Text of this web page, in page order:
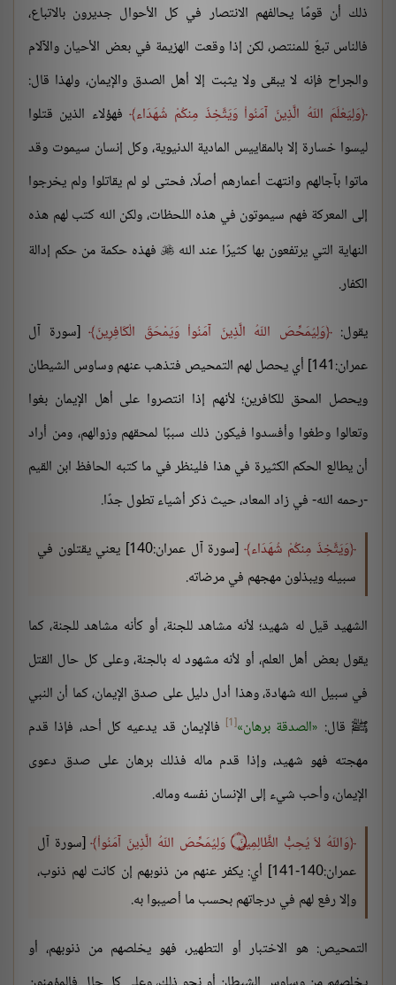
ذلك أن قومًا يحالفهم الانتصار في كل الأحوال جديرون بالاتباع،
فالناس تبعٌ للمنتصر، لكن إذا وقعت الهزيمة في بعض الأحيان والآلام
والجراح فإنه لا يبقى ولا يثبت إلا أهل الصدق والإيمان، ولهذا قال:
وَلِيَعْلَمَ اللّهُ الَّذِينَ آمَنُواْ وَيَتَّخِذَ مِنكُمْ شُهَدَاء
فهؤلاء الذين قتلوا
ليسوا خسارة إلا بالمقاييس المادية الدنيوية، وكل إنسان سيموت وقد
ماتوا بآجالهم وانتهت أعمارهم أصلًا، فحتى لو لم يقاتلوا ولم يخرجوا
إلى المعركة فهم سيموتون في هذه اللحظات، ولكن الله كتب لهم هذه
النهاية التي يرتفعون بها كثيرًا عند الله فهذه حكمة من حكم إدالة
الكفار.
يقول: وَلِيُمَحِّصَ اللّهُ الَّذِينَ آمَنُواْ وَيَمْحَقَ الْكَافِرِينَ
[سورة آل
عمران:141] أي يحصل لهم التمحيص فتذهب عنهم وساوس الشيطان
ويحصل المحق للكافرين؛ لأنهم إذا انتصروا على أهل الإيمان بغوا
وتعالوا وطغوا وأفسدوا فيكون ذلك سببًا لمحقهم وزوالهم، ومن أراد
أن يطالع الحكم الكثيرة في هذا فلينظر في ما كتبه الحافظ ابن القيم
-رحمه الله- في زاد المعاد، حيث ذكر أشياء تطول جدًا.
وَيَتَّخِذَ مِنكُمْ شُهَدَاء
[سورة آل عمران:140] يعني يقتلون في
سبيله ويبذلون مهجهم في مرضاته.
الشهيد قيل له شهيد؛ لأنه مشاهد للجنة، أو كأنه مشاهد للجنة، كما
يقول بعض أهل العلم، أو لأنه مشهود له بالجنة، وعلى كل حال القتل
في سبيل الله شهادة، وهذا أدل دليل على صدق الإيمان، كما أن النبي
ﷺ قال: الصدقة برهان [1]
فالإيمان قد يدعيه كل أحد، فإذا قدم
مهجته فهو شهيد، وإذا قدم ماله فذلك برهان على صدق دعوى
الإيمان، وأحب شيء إلى الإنسان نفسه وماله.
وَاللّهُ لاَ يُحِبُّ الظَّالِمِينَ ۝ وَلِيُمَحِّصَ اللّهُ الَّذِينَ آمَنُواْ
[سورة آل
عمران:140-141] أي: يكفر عنهم من ذنوبهم إن كانت لهم ذنوب،
وإلا رفع لهم في درجاتهم بحسب ما أصيبوا به.
التمحيص: هو الاختبار أو التطهير، فهو يخلصهم من ذنوبهم، أو